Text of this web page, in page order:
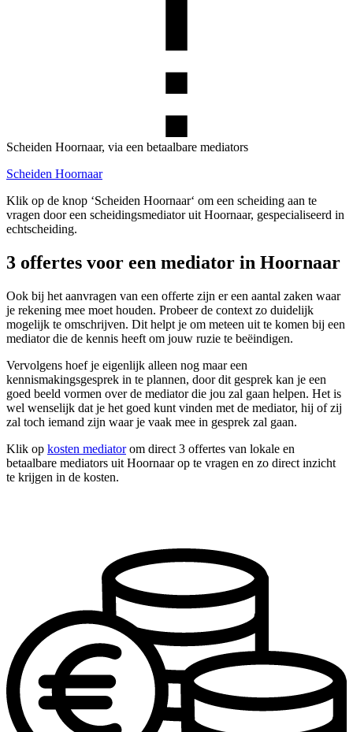
Scheiden Hoornaar, via een betaalbare mediators
Scheiden Hoornaar
Klik op de knop ‘Scheiden Hoornaar‘ om een scheiding aan te
vragen door een scheidingsmediator uit Hoornaar, gespecialiseerd in
echtscheiding.
3 offertes voor een mediator in Hoornaar
Ook bij het aanvragen van een offerte zijn er een aantal zaken waar
je rekening mee moet houden. Probeer de context zo duidelijk
mogelijk te omschrijven. Dit helpt je om meteen uit te komen bij een
mediator die de kennis heeft om jouw ruzie te beëindigen.
Vervolgens hoef je eigenlijk alleen nog maar een
kennismakingsgesprek in te plannen, door dit gesprek kan je een
goed beeld vormen over de mediator die jou zal gaan helpen. Het is
wel wenselijk dat je het goed kunt vinden met de mediator, hij of zij
zal toch iemand zijn waar je vaak mee in gesprek zal gaan.
Klik op kosten mediatorom direct 3 offertes van lokale en
betaalbare mediators uit Hoornaar op te vragen en zo direct inzicht
te krijgen in de kosten.